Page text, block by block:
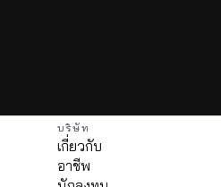
บริษัท
เกี่ยวกับ
อาชีพ